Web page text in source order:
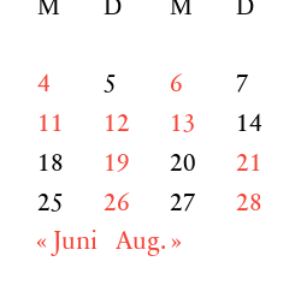
M D M D
4
5 6 7
11
12 13 14
18
19 20 21
25
26 27 28
« Juni
Aug. »